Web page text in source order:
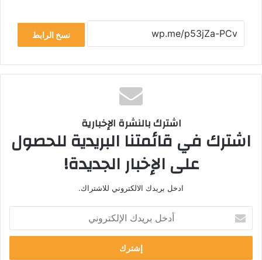
نسخ الرابط
اشترك بالنشرة الإخبارية
اشترك في قائمتنا البريدية للحصول
على الإخبار الجديدة!
ادخل بريدك الالكتروني للاشتراك.
بريدك
الإلكتروني